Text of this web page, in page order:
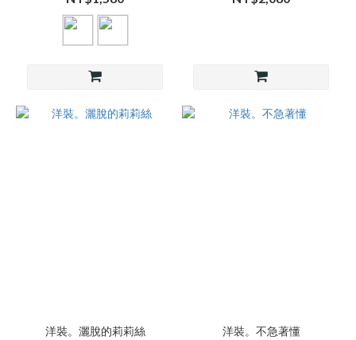
洋裝。灑脫的莉莉絲 洋裝。不急著懂